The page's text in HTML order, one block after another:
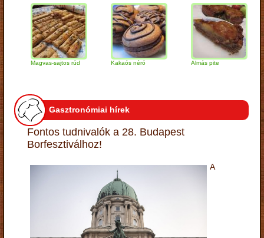
Magvas-sajtos rúd Kakaós néró Almás pite
Gasztronómiai hírek
Fontos tudnivalók a 28. Budapest
Borfesztiválhoz!
A